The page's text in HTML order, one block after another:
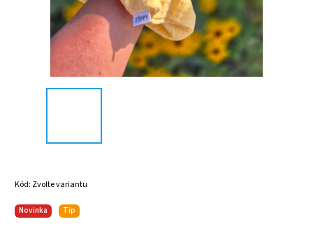
Kód: Zvolte variantu
Novinka Tip